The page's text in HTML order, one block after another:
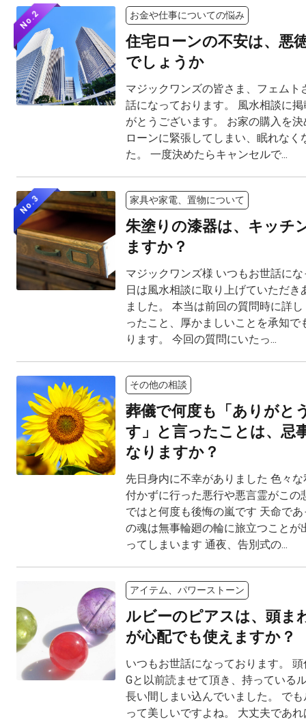
No.2 お金や仕事についての悩み
住宅ローンの不安は、悪
でしょうか
マジックワンズの皆さま、フェムト
話になっております。 風水相談に
がとうございます。 お家の購入を
ローンに緊張してしまい、眠れなく
た。 一度決めたらキャンセルで...
No.3 家具や家電、置物について
朱塗りの漆器は、キッチ
ますか？
マジックワンズ様 いつもお世話に
日は風水相談に取り上げていただき
ました。 本当は前回の質問時に詳
ったこと、厚かましいことを承知で
ります。 今回の質問にいたっ...
その他の相談
葬儀で何度も「ありがと
す」と言ったことは、忌
なりますか？
先日身内に不幸がありました 色々
付かずに行った悪行や悪言霊がこの
ではと何度も後悔の嵐です 天命で
の魂は無事輪廻の輪に旅立つことが
ってしまいます 通夜、告別式の...
アイテム、パワーストーン
ルビーのピアスは、頭ま
が心配でも使えますか？
いつもお世話になっております。
Gと以前読ませて頂き、持っている
長い間しまい込んでいました。 で
って美しいですよね。 大丈夫であ